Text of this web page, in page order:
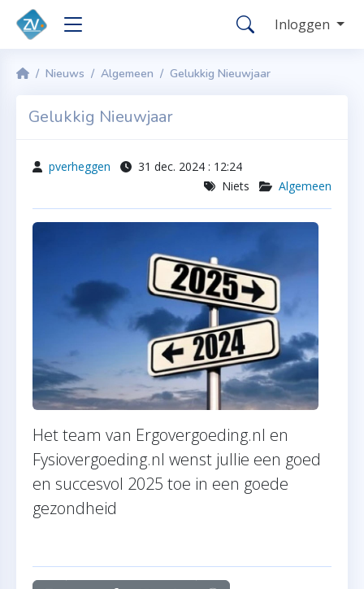
Inloggen
Nieuws Algemeen Gelukkig Nieuwjaar
Gelukkig Nieuwjaar
pverheggen
31 dec. 2024 : 12:24
Niets
Algemeen
Het team van Ergovergoeding.nl en
Fysiovergoeding.nl wenst jullie een goed
en succesvol 2025 toe in een goede
gezondheid